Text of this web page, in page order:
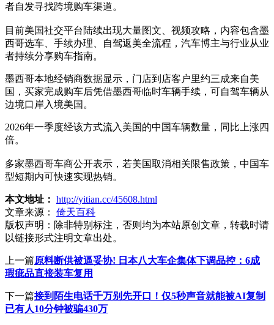
者自发寻找跨境购车渠道。
目前美国社交平台陆续出现大量图文、视频攻略，内容包含墨
西哥选车、手续办理、自驾返美全流程，汽车博主与行业从业
者持续分享购车指南。
墨西哥本地经销商数据显示，门店到店客户里约三成来自美
国，买家完成购车后凭借墨西哥临时车辆手续，可自驾车辆从
边境口岸入境美国。
2026年一季度经该方式流入美国的中国车辆数量，同比上涨四
倍。
多家墨西哥车商公开表示，若美国取消相关限售政策，中国车
型短期内可快速实现热销。
本文地址： http://yitian.cc/45608.html
文章来源：
倚天百科
版权声明： 除非特别标注，否则均为本站原创文章，转载时请
以链接形式注明文章出处。
上一篇原料断供被逼妥协! 日本八大车企集体下调品控：6成
瑕疵品直接装车复用
下一篇接到陌生电话千万别先开口！仅5秒声音就能被AI复制
已有人10分钟被骗430万